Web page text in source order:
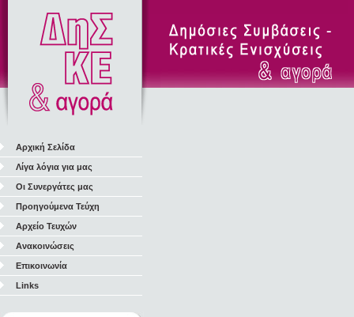
Αρχική Σελίδα
Λίγα λόγια για μας
Οι Συνεργάτες μας
Προηγούμενα Τεύχη
Αρχείο Τευχών
Ανακοινώσεις
Επικοινωνία
Links